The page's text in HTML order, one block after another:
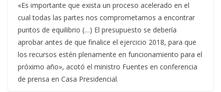
«Es importante que exista un proceso acelerado en el
cual todas las partes nos comprometamos a encontrar
puntos de equilibrio (…) El presupuesto se debería
aprobar antes de que finalice el ejercicio 2018, para que
los recursos estén plenamente en funcionamiento para el
próximo año», acotó el ministro Fuentes en conferencia
de prensa en Casa Presidencial.